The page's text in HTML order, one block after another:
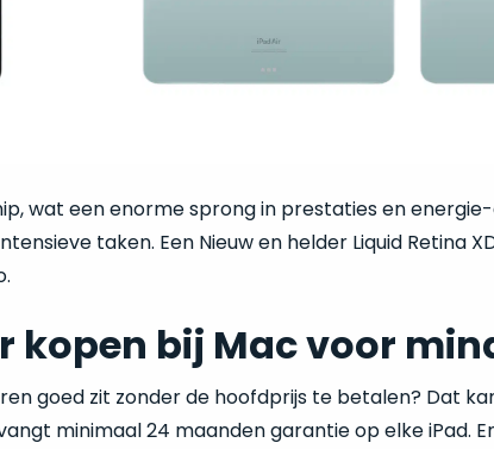
wat een enorme sprong in prestaties en
taken. Een Nieuw en helder Liquid Retina
kopen bij Mac voor
goed zit zonder de hoofdprijs te betalen? Dat
minimaal 24 maanden garantie op elke iPad.